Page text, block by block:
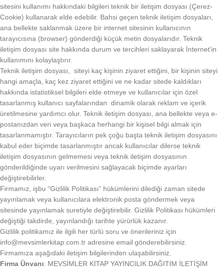
sitesini kullanımı hakkındaki bilgileri teknik bir iletişim dosyası (Çerez-
Cookie) kullanarak elde edebilir. Bahsi geçen teknik iletişim dosyaları,
ana bellekte saklanmak üzere bir internet sitesinin kullanıcının
tarayıcısına (browser) gönderdiği küçük metin dosyalarıdır. Teknik
iletişim dosyası site hakkında durum ve tercihleri saklayarak İnternet’in
kullanımını kolaylaştırır.
Teknik iletişim dosyası, siteyi kaç kişinin ziyaret ettiğini, bir kişinin siteyi
hangi amaçla, kaç kez ziyaret ettiğini ve ne kadar sitede kaldıkları
hakkında istatistiksel bilgileri elde etmeye ve kullanıcılar için özel
tasarlanmış kullanıcı sayfalarından dinamik olarak reklam ve içerik
üretilmesine yardımcı olur. Teknik iletişim dosyası, ana bellekte veya e-
postanızdan veri veya başkaca herhangi bir kişisel bilgi almak için
tasarlanmamıştır. Tarayıcıların pek çoğu başta teknik iletişim dosyasını
kabul eder biçimde tasarlanmıştır ancak kullanıcılar dilerse teknik
iletişim dosyasının gelmemesi veya teknik iletişim dosyasının
gönderildiğinde uyarı verilmesini sağlayacak biçimde ayarları
değiştirebilirler.
Firmamız, işbu “Gizlilik Politikası” hükümlerini dilediği zaman sitede
yayınlamak veya kullanıcılara elektronik posta göndermek veya
sitesinde yayınlamak suretiyle değiştirebilir. Gizlilik Politikası hükümleri
değiştiği takdirde, yayınlandığı tarihte yürürlük kazanır.
Gizlilik politikamız ile ilgili her türlü soru ve önerileriniz için
info@mevsimlerkitap.com.tr adresine email gönderebilirsiniz.
Firmamıza aşağıdaki iletişim bilgilerinden ulaşabilirsiniz.
Firma Ünvanı: MEVSİMLER KİTAP YAYINCILIK DAĞITIM İLETİŞİM